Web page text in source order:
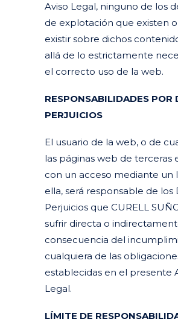
Aviso Legal, ninguno de los
de explotación que existen
existir sobre dichos
allá de lo estrictamente
el correcto uso de la web.
RESPONSABILIDADES POR
PERJUICIOS
El usuario de la web, o de
las páginas web de terceras
con un acceso mediante un
ella, será responsable de los
Perjuicios que CURELL
sufrir directa o
consecuencia del
cualquiera de las
establecidas en el presente
Legal.
LÍMITE DE